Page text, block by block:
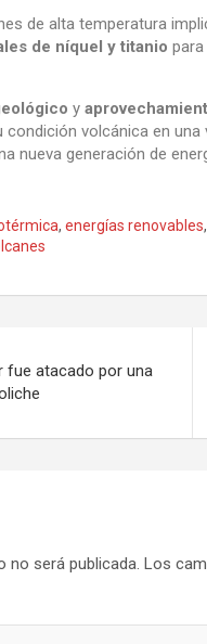
de alta temperatura
de níquel y titanio
y
volcánica en
nueva generación de
, energías renovables,
fue atacado por una
no será publicada. Los